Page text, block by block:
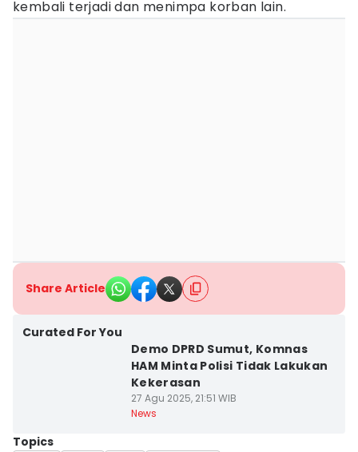
kembali terjadi dan menimpa korban lain.
Share Article
Curated For You
Demo DPRD Sumut, Komnas
HAM Minta Polisi Tidak Lakukan
Kekerasan
27 Agu 2025, 21:51 WIB
News
Topics